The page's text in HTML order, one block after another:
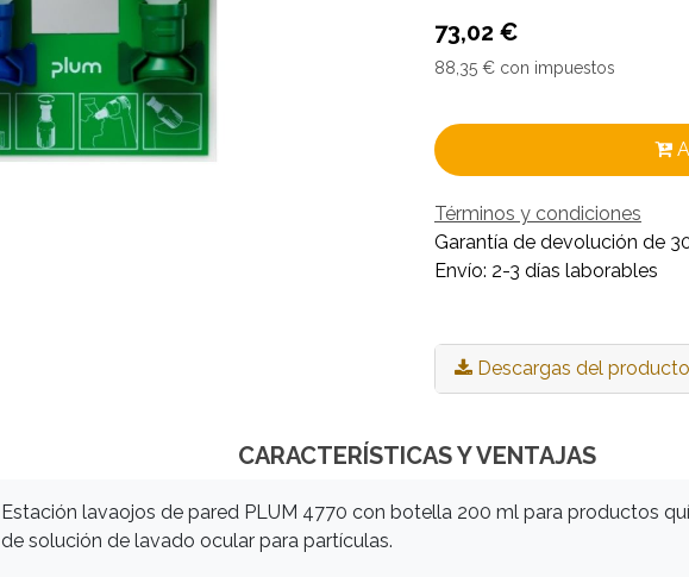
73,02 €
88,35 € con impuestos
Términos y condiciones
Garantía de devolución de
Envío: 2-3 días laborables
Descargas del producto
CARACTERÍSTICAS Y VENTAJAS
Estación lavaojos de pared PLUM 4770 con botella 200 ml para productos
de solución de lavado ocular para partículas.